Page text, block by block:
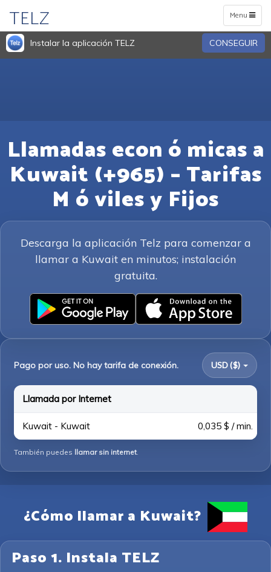
Toggle
navigation
Menu
TELZ
Instalar la aplicación TELZ CONSEGUIR
Llamadas econ ó micas a
Kuwait (+965) – Tarifas
M ó viles y Fijos
Descarga la aplicación Telz para comenzar a
llamar a Kuwait en minutos; instalación
gratuita.
Pago por uso. No hay tarifa de conexión. USD ($)
Llamada por Internet
Kuwait - Kuwait 0,035 $ / min.
También puedes llamar sin internet.
¿Cómo llamar a Kuwait?
Paso 1. Instala TELZ